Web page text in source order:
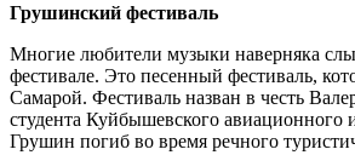
Грушинский фестиваль
Многие любители музыки наверняка
фестивале. Это песенный фестиваль,
Самарой. Фестиваль назван в честь
студента Куйбышевского авиационного
Грушин погиб во время речного